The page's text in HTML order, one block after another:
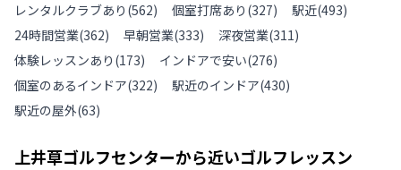
レンタルクラブあり (562) 個室打席あり (327) 駅近(493)
24時間営業(362) 早朝営業(333) 深夜営業(311)
体験レッスンあり (173) インドアで安い(276)
個室のあるインドア(322) 駅近のインドア(430)
駅近の屋外(63)
上井草ゴルフセンターから近いゴルフレッスン